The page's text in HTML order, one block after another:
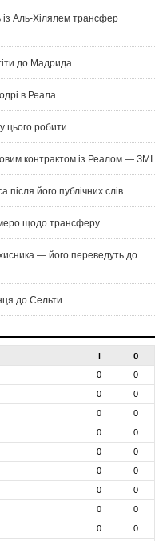
Аль-Хілялем трансфер
до Мадрида
в Реала
цього робити
контрактом із Реалом — ЗМІ
його публічних слів
щодо трансферу
— його переведуть до
до Сельти
І О
0
0
0
0
0
0
0
0
0
0
0
0
0
0
0
0
0
0